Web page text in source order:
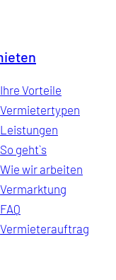
Ihre Vorteile
Vermietertypen
Leistungen
So geht`s
Wie wir arbeiten
Vermarktung
FAQ
Vermieterauftrag